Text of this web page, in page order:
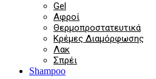
Gel
Αφροί
Θερμοπροστατευτικά
Κρέμες Διαμόρφωσης
Λακ
Σπρέι
Shampoo